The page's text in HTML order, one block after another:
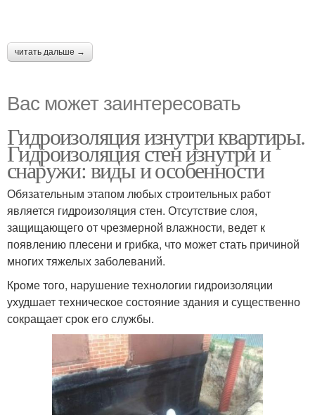
читать дальше →
Вас может заинтересовать
Гидроизоляция изнутри квартиры.
Гидроизоляция стен изнутри и
снаружи: виды и особенности
Обязательным этапом любых строительных работ
является гидроизоляция стен. Отсутствие слоя,
защищающего от чрезмерной влажности, ведет к
появлению плесени и грибка, что может стать причиной
многих тяжелых заболеваний.
Кроме того, нарушение технологии гидроизоляции
ухудшает техническое состояние здания и существенно
сокращает срок его службы.